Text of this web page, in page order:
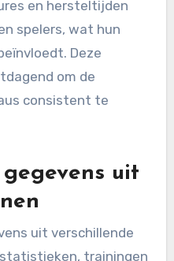
spelers
kunnen sterk worden
van
leidt tot fluctuerende
het seizoen.